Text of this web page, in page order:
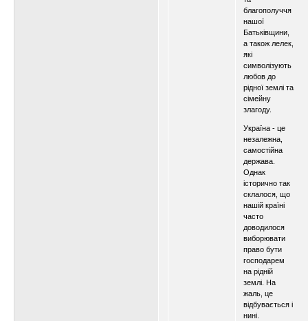
благополуччя
нашої
Батьківщини,
а також лелек,
які
символізують
любов до
рідної землі та
сімейну
злагоду.
Україна - це
незалежна,
самостійна
держава.
Однак
історично так
склалося, що
нашій країні
часто
доводилося
виборювати
право бути
господарем
на рідній
землі. На
жаль, це
відбувається і
нині.